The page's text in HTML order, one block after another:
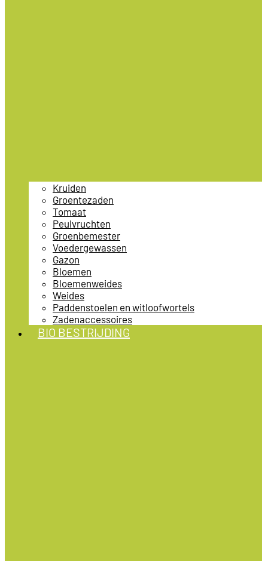
Kruiden
Groentezaden
Tomaat
Peulvruchten
Groenbemester
Voedergewassen
Gazon
Bloemen
Bloemenweides
Weides
Paddenstoelen en witloofwortels
Zadenaccessoires
BIO BESTRIJDING